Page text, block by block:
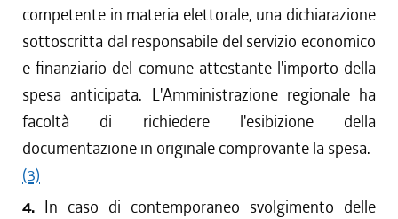
competente in materia elettorale, una dichiarazione
sottoscritta dal responsabile del servizio economico
e finanziario del comune attestante l'importo della
spesa anticipata. L'Amministrazione regionale ha
facoltà di richiedere l'esibizione della
documentazione in originale comprovante la spesa.
(3)
4. In caso di contemporaneo svolgimento delle